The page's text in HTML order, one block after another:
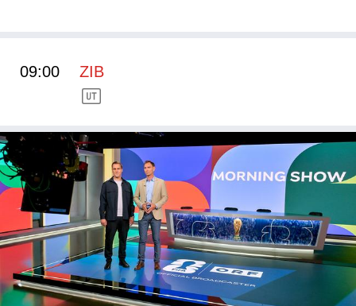
09:00 ZIB